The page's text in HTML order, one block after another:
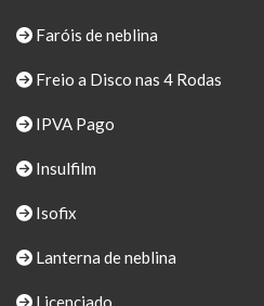
Faróis de neblina
Freio a Disco nas 4 Rodas
IPVA Pago
Insulfilm
Isofix
Lanterna de neblina
Licenciado